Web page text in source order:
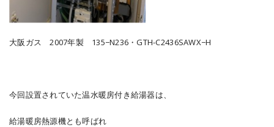
大阪ガス 2007年製 135−N236・GTH-C2436SAWX−H
今回設置されていた温水暖房付き給湯器は、
給湯暖房熱源機とも呼ばれ